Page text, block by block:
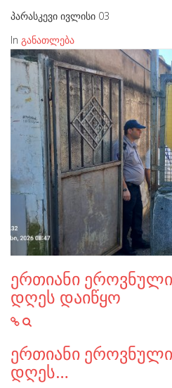
პარასკევი ივლისი 03
In განათლება
ერთიანი
დღეს დაიწყო
ერთიანი
დღეს…